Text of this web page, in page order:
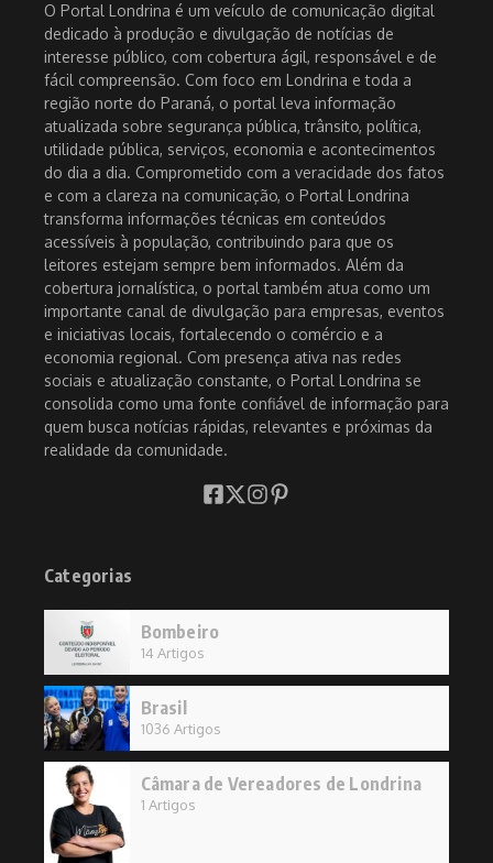
O Portal Londrina é um veículo de comunicação digital
dedicado à produção e divulgação de notícias de
interesse público, com cobertura ágil, responsável e de
fácil compreensão. Com foco em Londrina e toda a
região norte do Paraná, o portal leva informação
atualizada sobre segurança pública, trânsito, política,
utilidade pública, serviços, economia e acontecimentos
do dia a dia. Comprometido com a veracidade dos fatos
e com a clareza na comunicação, o Portal Londrina
transforma informações técnicas em conteúdos
acessíveis à população, contribuindo para que os
leitores estejam sempre bem informados. Além da
cobertura jornalística, o portal também atua como um
importante canal de divulgação para empresas, eventos
e iniciativas locais, fortalecendo o comércio e a
economia regional. Com presença ativa nas redes
sociais e atualização constante, o Portal Londrina se
consolida como uma fonte confiável de informação para
quem busca notícias rápidas, relevantes e próximas da
realidade da comunidade.
Categorias
Bombeiro
14 Artigos
Brasil
1036 Artigos
Câmara de Vereadores de Londrina
1 Artigos